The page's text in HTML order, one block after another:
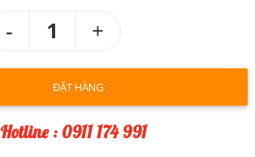
1
ĐẶT HÀNG
Hotline : 0911 174 991